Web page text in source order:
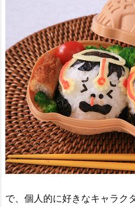
で、個人的に好きなキャラク